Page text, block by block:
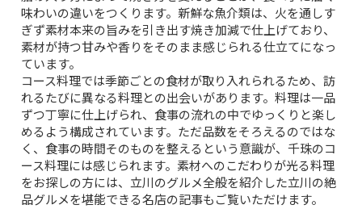
味わいの違いをつくります。新鮮な魚介類は、火を通しす
ぎず素材本来の旨みを引き出す焼き加減で仕上げており、
素材が持つ甘みや香りをそのまま感じられる仕立てになっ
ています。
コース料理では季節ごとの食材が取り入れられるため、訪
れるたびに異なる料理との出会いがあります。料理は一品
ずつ丁寧に仕上げられ、食事の流れの中でゆっくりと楽し
めるよう構成されています。ただ品数をそろえるのではな
く、食事の時間そのものを整えるという意識が、千珠のコ
ース料理には感じられます。素材へのこだわりが光る料理
をお探しの方には、立川のグルメ全般を紹介した立川の絶
品グルメを堪能できる名店の記事もご覧いただけます。